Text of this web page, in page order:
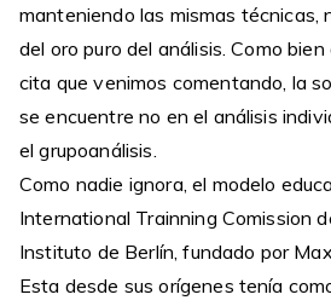
manteniendo las mismas técnicas,
del oro puro del análisis. Como
cita que venimos comentando, la
se encuentre no en el análisis
el grupoanálisis.
Como nadie ignora, el modelo
International Trainning Comission
Instituto de Berlín, fundado por
Esta desde sus orígenes tenía